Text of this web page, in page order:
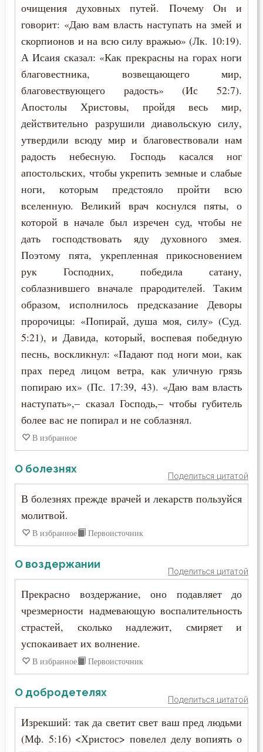
очищения духовных путей. Почему Он и
говорит: «Даю вам власть наступать на змей и
скорпионов и на всю силу вражью» (Лк. 10:19).
А Исаия сказал: «Как прекрасны на горах ноги
благовестника, возвещающего мир,
благовествующего радость» (Ис 52:7).
Апостолы Христовы, пройдя весь мир,
действительно разрушили диавольскую силу,
утвердили всюду мир и благовествовали нам
радость небесную. Господь касался ног
апостольских, чтобы укрепить земные и слабые
ноги, которым предстояло пройти всю
вселенную. Великий врач коснулся пяты, о
которой в начале был изречен суд, чтобы не
дать господствовать яду духовного змея.
Поэтому пята, укрепленная прикосновением
рук Господних, победила сатану,
соблазнившего вначале прародителей. Таким
образом, исполнилось предсказание Деворы
пророчицы: «Попирай, душа моя, силу» (Суд.
5:21), и Давида, который, воспевая победную
песнь, воскликнул: «Падают под ноги мои, как
прах перед лицом ветра, как уличную грязь
попираю их» (Пс. 17:39, 43). «Даю вам власть
наступать»,– сказал Господь,– чтобы губитель
более вас не попирал и не соблазнял.
В избранное
О болезнях
Поделиться цитатой
В болезнях прежде врачей и лекарств пользуйся
молитвой.
В избранное Первоисточник
О воздержании
Поделиться цитатой
Прекрасно воздержание, оно подавляет до
чрезмерности надмевающую воспалительность
страстей, сколько надлежит, смиряет и
успокаивает их волнение.
В избранное Первоисточник
О добродетелях
Поделиться цитатой
Изрекший: так да светит свет ваш пред людьми
(Мф. 5:16) <Христос> повелел делу вопиять о